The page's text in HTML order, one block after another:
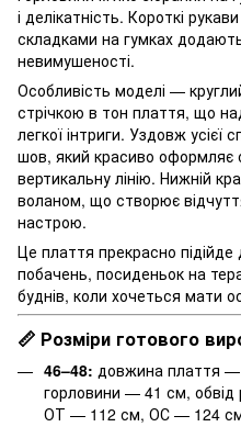
і делікатність. Короткі
складками на гумках
невимушеності.
Особливість моделі —
стрічкою в тон плаття, що
легкої інтриги. Уздовж усієї
шов, який красиво оформляє
вертикальну лінію. Нижній
воланом, що створює
настрою.
Це плаття прекрасно
побачень, посиденьок на
буднів, коли хочеться мати
📏 Розміри готового
46–48: довжина плаття —
горловини — 41 см,
ОТ — 112 см, ОС — 124